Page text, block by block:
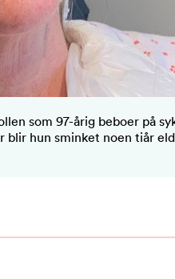
som 97-årig beboer på
blir hun sminket noen tiår